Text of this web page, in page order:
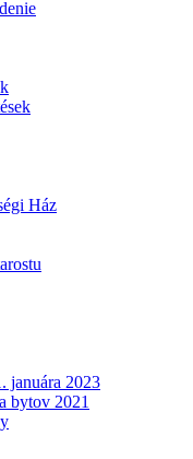
Ház
januára 2023
bytov 2021